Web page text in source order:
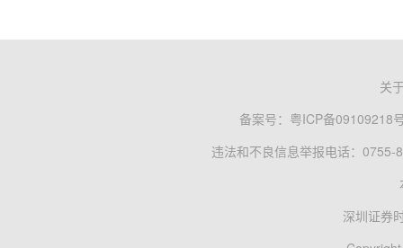
关
备案号： 粤ICP备09109218
违法和不良信息举报电话：0755-
深圳证券